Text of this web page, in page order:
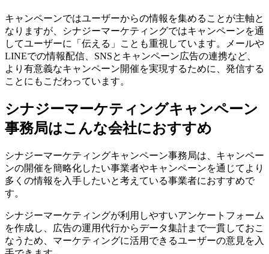
キャンペーンではユーザーからの情報を集めることが主軸と
なりますが、シナジーマーケティングではキャンペーンを通
してユーザーに「伝える」ことも重視しています。
メールや
LINEでの情報配信、SNSとキャンペーン広告の連携など
より有意義なキャンペーン開催を実現するために、発信する
ことにもこだわっています。
シナジーマーケティングキャンペーン
事務局はこんな会社におすすめ
シナジーマーケティングキャンペーン事務局は、 キャンペー
ンの開催を簡略化したい事業者やキャンペーンを通じてより
多くの情報を入手したいと考えている事業者におすすめで
す。
シナジーマーケティングが利用しやすいアンケートフォーム
を作成し、広告の運用代行からデータ集計まで一貫しておこ
なうため、マーケティングに活用できるユーザーの意見を入